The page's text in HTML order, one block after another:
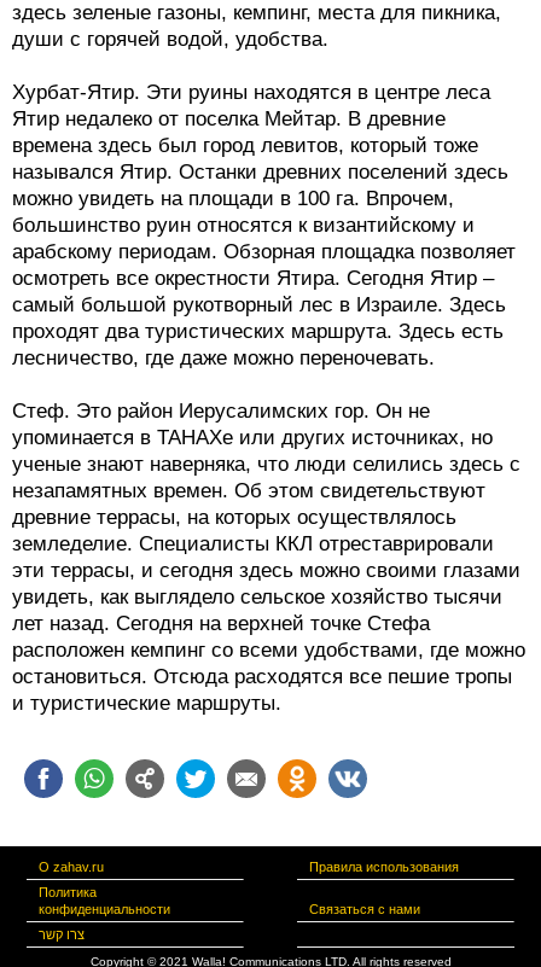
здесь зеленые газоны, кемпинг, места для пикника,
души с горячей водой, удобства.
Хурбат-Ятир. Эти руины находятся в центре леса
Ятир недалеко от поселка Мейтар. В древние
времена здесь был город левитов, который тоже
назывался Ятир. Останки древних поселений здесь
можно увидеть на площади в 100 га. Впрочем,
большинство руин относятся к византийскому и
арабскому периодам. Обзорная площадка позволяет
осмотреть все окрестности Ятира. Сегодня Ятир –
самый большой рукотворный лес в Израиле. Здесь
проходят два туристических маршрута. Здесь есть
лесничество, где даже можно переночевать.
Стеф. Это район Иерусалимских гор. Он не
упоминается в ТАНАХе или других источниках, но
ученые знают наверняка, что люди селились здесь с
незапамятных времен. Об этом свидетельствуют
древние террасы, на которых осуществлялось
земледелие. Специалисты ККЛ отреставрировали
эти террасы, и сегодня здесь можно своими глазами
увидеть, как выглядело сельское хозяйство тысячи
лет назад. Сегодня на верхней точке Стефа
расположен кемпинг со всеми удобствами, где можно
остановиться. Отсюда расходятся все пешие тропы
и туристические маршруты.
О zahav.ru
Правила использования
Политика
конфиденциальности
Связаться с нами
צרו קשר
Copyright © 2021 Walla! Communications LTD. All rights reserved